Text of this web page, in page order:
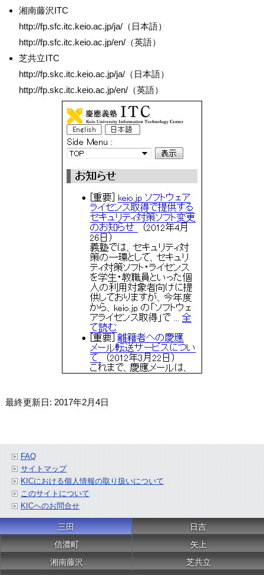
湘南藤沢ITC
http://fp.sfc.itc.keio.ac.jp/ja/（日本語）
http://fp.sfc.itc.keio.ac.jp/en/（英語）
芝共立ITC
http://fp.skc.itc.keio.ac.jp/ja/（日本語）
http://fp.skc.itc.keio.ac.jp/en/（英語）
最終更新日: 2017年2月4日
FAQ
サイトマップ
KICにおける個人情報の取り扱いについて
このサイトについて
KICへのお問合せ
三田
日吉
信濃町
矢上
湘南藤沢
芝共立